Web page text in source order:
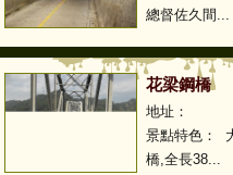
總督佐久間...
花梁鋼橋
地址：
景點特色：
橋,全長38...